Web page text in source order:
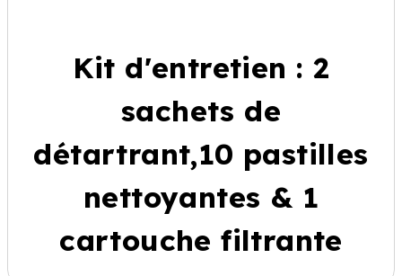
Kit d'entretien : 2
sachets de
détartrant,10 pastilles
nettoyantes & 1
cartouche filtrante